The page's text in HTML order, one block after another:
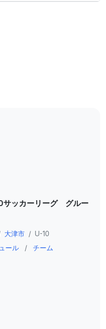
ッカーリーグ グルー
大津市 / U-10
ール / チーム